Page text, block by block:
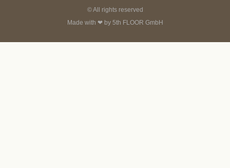
© All rights reserved
Made with ❤ by 5th FLOOR GmbH